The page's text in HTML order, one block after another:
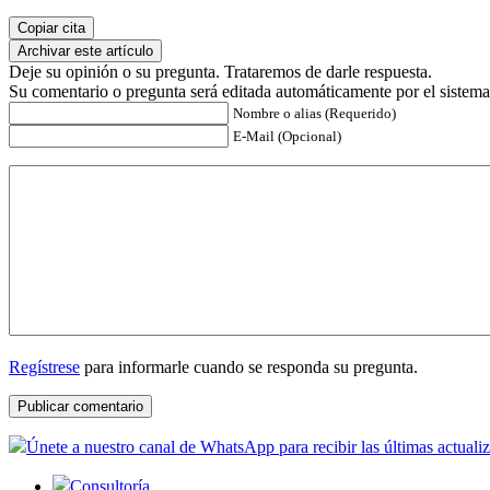
Copiar cita
Archivar este artículo
Deje su opinión o su pregunta. Trataremos de darle respuesta.
Su comentario o pregunta será editada automáticamente por el
Nombre o alias (Requerido)
E-Mail (Opcional)
Regístrese para informarle cuando se responda su pregunta.
Únete a nuestro canal de WhatsApp para recibir las últimas
Consultoría